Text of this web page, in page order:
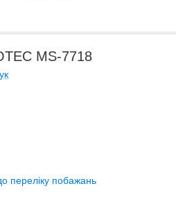
MS-7718
переліку побажань